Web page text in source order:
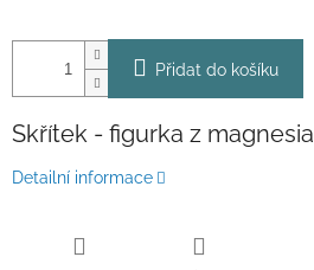
Přidat do košíku
Skřítek - figurka z magnesia
Detailní informace